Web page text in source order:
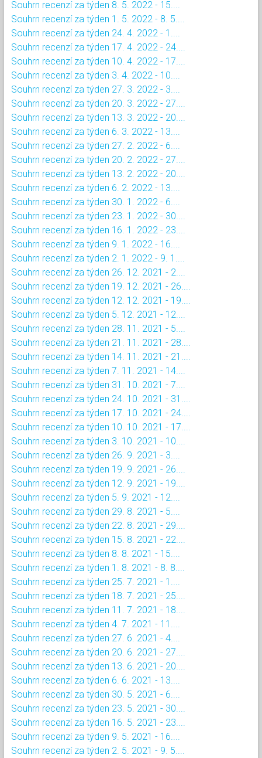
Souhrn recenzí za týden 8. 5. 2022 - 15....
Souhrn recenzí za týden 1. 5. 2022 - 8. 5....
Souhrn recenzí za týden 24. 4. 2022 - 1....
Souhrn recenzí za týden 17. 4. 2022 - 24....
Souhrn recenzí za týden 10. 4. 2022 - 17....
Souhrn recenzí za týden 3. 4. 2022 - 10....
Souhrn recenzí za týden 27. 3. 2022 - 3....
Souhrn recenzí za týden 20. 3. 2022 - 27....
Souhrn recenzí za týden 13. 3. 2022 - 20....
Souhrn recenzí za týden 6. 3. 2022 - 13....
Souhrn recenzí za týden 27. 2. 2022 - 6....
Souhrn recenzí za týden 20. 2. 2022 - 27....
Souhrn recenzí za týden 13. 2. 2022 - 20....
Souhrn recenzí za týden 6. 2. 2022 - 13....
Souhrn recenzí za týden 30. 1. 2022 - 6....
Souhrn recenzí za týden 23. 1. 2022 - 30....
Souhrn recenzí za týden 16. 1. 2022 - 23....
Souhrn recenzí za týden 9. 1. 2022 - 16....
Souhrn recenzí za týden 2. 1. 2022 - 9. 1....
Souhrn recenzí za týden 26. 12. 2021 - 2....
Souhrn recenzí za týden 19. 12. 2021 - 26....
Souhrn recenzí za týden 12. 12. 2021 - 19....
Souhrn recenzí za týden 5. 12. 2021 - 12....
Souhrn recenzí za týden 28. 11. 2021 - 5....
Souhrn recenzí za týden 21. 11. 2021 - 28....
Souhrn recenzí za týden 14. 11. 2021 - 21....
Souhrn recenzí za týden 7. 11. 2021 - 14....
Souhrn recenzí za týden 31. 10. 2021 - 7....
Souhrn recenzí za týden 24. 10. 2021 - 31....
Souhrn recenzí za týden 17. 10. 2021 - 24....
Souhrn recenzí za týden 10. 10. 2021 - 17....
Souhrn recenzí za týden 3. 10. 2021 - 10....
Souhrn recenzí za týden 26. 9. 2021 - 3....
Souhrn recenzí za týden 19. 9. 2021 - 26....
Souhrn recenzí za týden 12. 9. 2021 - 19....
Souhrn recenzí za týden 5. 9. 2021 - 12....
Souhrn recenzí za týden 29. 8. 2021 - 5....
Souhrn recenzí za týden 22. 8. 2021 - 29....
Souhrn recenzí za týden 15. 8. 2021 - 22....
Souhrn recenzí za týden 8. 8. 2021 - 15....
Souhrn recenzí za týden 1. 8. 2021 - 8. 8....
Souhrn recenzí za týden 25. 7. 2021 - 1....
Souhrn recenzí za týden 18. 7. 2021 - 25....
Souhrn recenzí za týden 11. 7. 2021 - 18....
Souhrn recenzí za týden 4. 7. 2021 - 11....
Souhrn recenzí za týden 27. 6. 2021 - 4....
Souhrn recenzí za týden 20. 6. 2021 - 27....
Souhrn recenzí za týden 13. 6. 2021 - 20....
Souhrn recenzí za týden 6. 6. 2021 - 13....
Souhrn recenzí za týden 30. 5. 2021 - 6....
Souhrn recenzí za týden 23. 5. 2021 - 30....
Souhrn recenzí za týden 16. 5. 2021 - 23....
Souhrn recenzí za týden 9. 5. 2021 - 16....
Souhrn recenzí za týden 2. 5. 2021 - 9. 5....